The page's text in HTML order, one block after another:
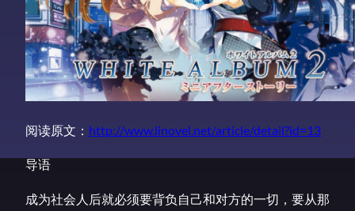
阅读原文： http://www.linovel.net/article/detail?id=13
导语
成为社会人后就必须要背负自己和对方的一切，要从那